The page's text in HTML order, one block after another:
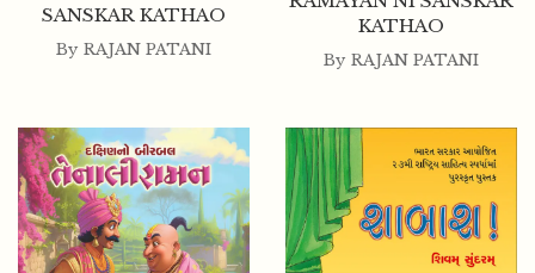
SANSKAR KATHAO
By RAJAN PATANI
KATHAO
By RAJAN PATANI